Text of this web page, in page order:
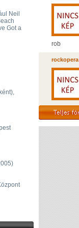
Neil
Got a
rob
rockopera